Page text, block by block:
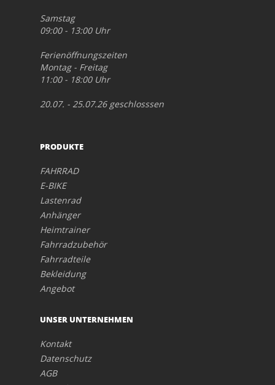
Samstag
09:00 - 13:00 Uhr
Ferienöffnungszeiten
Montag - Freitag
11:00 - 18:00 Uhr
20.07. - 25.07.26 geschlosssen
PRODUKTE
FAHRRAD
E-BIKE
Lastenrad
Anhänger
Heimtrainer
Fahrradzubehör
Fahrradteile
Bekleidung
Angebot
UNSER UNTERNEHMEN
Kontakt
Datenschutz
AGB